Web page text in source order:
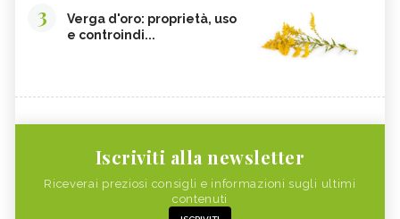
3
Verga d'oro: proprietà, uso
e controindi...
Iscriviti alla newsletter
Riceverai preziosi consigli e informazioni sugli ultimi
contenuti